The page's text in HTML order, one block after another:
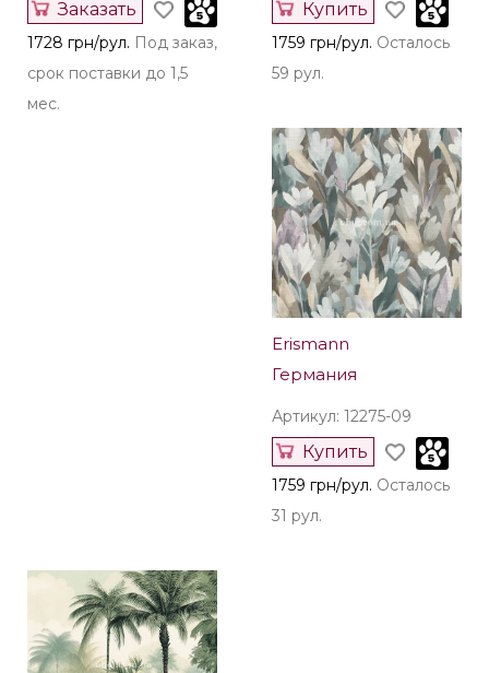
Заказать
1728 грн/рул. Под заказ,
срок поставки до 1,5
мес.
Купить
1759 грн/рул. Осталось
59 рул.
Erismann
Германия
Артикул: 12275-09
Купить
1759 грн/рул. Осталось
31 рул.